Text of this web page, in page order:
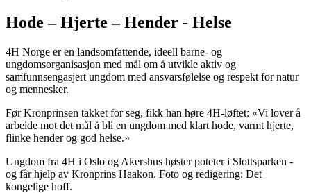
Hode – Hjerte – Hender - Helse
4H Norge er en landsomfattende, ideell barne- og
ungdomsorganisasjon med mål om å utvikle aktiv og
samfunnsengasjert ungdom med ansvarsfølelse og respekt for natur
og mennesker.
Før Kronprinsen takket for seg, fikk han høre 4H-løftet: «Vi lover å
arbeide mot det mål å bli en ungdom med klart hode, varmt hjerte,
flinke hender og god helse.»
Ungdom fra 4H i Oslo og Akershus høster poteter i Slottsparken -
og får hjelp av Kronprins Haakon. Foto og redigering: Det
kongelige hoff.